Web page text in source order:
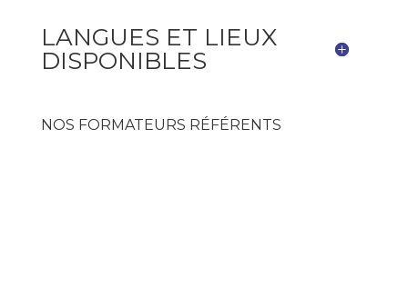
LANGUES ET LIEUX
DISPONIBLES
NOS FORMATEURS RÉFÉRENTS